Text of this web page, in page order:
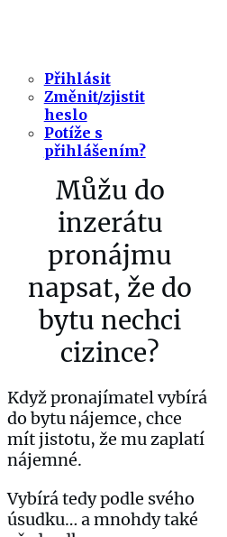
Přihlásit
Změnit/zjistit
heslo
Potíže s
přihlášením?
Můžu do
inzerátu
pronájmu
napsat, že do
bytu nechci
cizince?
Když pronajímatel vybírá
do bytu nájemce, chce
mít jistotu, že mu zaplatí
nájemné.
Vybírá tedy podle svého
úsudku… a mnohdy také